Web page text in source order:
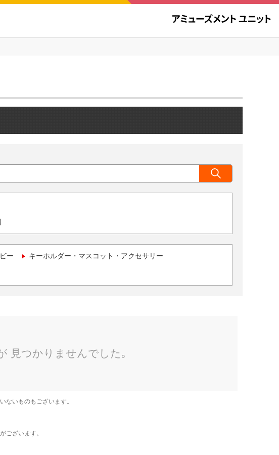
ー キーホルダー・マスコット・アクセサリー